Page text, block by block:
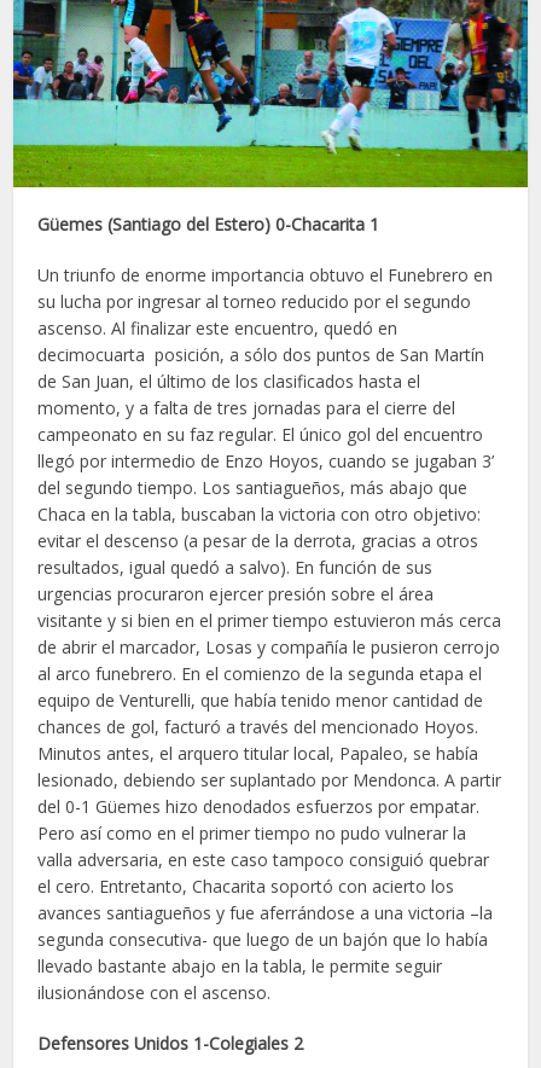
Güemes (Santiago del Estero) 0-Chacarita 1
Un triunfo de enorme importancia obtuvo el Funebrero en
su lucha por ingresar al torneo reducido por el segundo
ascenso. Al finalizar este encuentro, quedó en
decimocuarta posición, a sólo dos puntos de San Martín
de San Juan, el último de los clasificados hasta el
momento, y a falta de tres jornadas para el cierre del
campeonato en su faz regular. El único gol del encuentro
llegó por intermedio de Enzo Hoyos, cuando se jugaban 3’
del segundo tiempo. Los santiagueños, más abajo que
Chaca en la tabla, buscaban la victoria con otro objetivo:
evitar el descenso (a pesar de la derrota, gracias a otros
resultados, igual quedó a salvo). En función de sus
urgencias procuraron ejercer presión sobre el área
visitante y si bien en el primer tiempo estuvieron más cerca
de abrir el marcador, Losas y compañía le pusieron cerrojo
al arco funebrero. En el comienzo de la segunda etapa el
equipo de Venturelli, que había tenido menor cantidad de
chances de gol, facturó a través del mencionado Hoyos.
Minutos antes, el arquero titular local, Papaleo, se había
lesionado, debiendo ser suplantado por Mendonca. A partir
del 0-1 Güemes hizo denodados esfuerzos por empatar.
Pero así como en el primer tiempo no pudo vulnerar la
valla adversaria, en este caso tampoco consiguió quebrar
el cero. Entretanto, Chacarita soportó con acierto los
avances santiagueños y fue aferrándose a una victoria –la
segunda consecutiva- que luego de un bajón que lo había
llevado bastante abajo en la tabla, le permite seguir
ilusionándose con el ascenso.
Defensores Unidos 1-Colegiales 2